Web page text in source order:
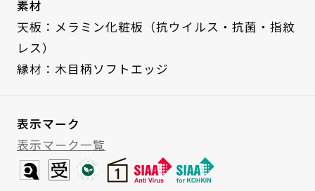
素材
天板：メラミン化粧板（抗ウイルス・抗菌・指紋
レス）
縁材：木目柄ソフトエッジ
表示マーク
表示マーク一覧